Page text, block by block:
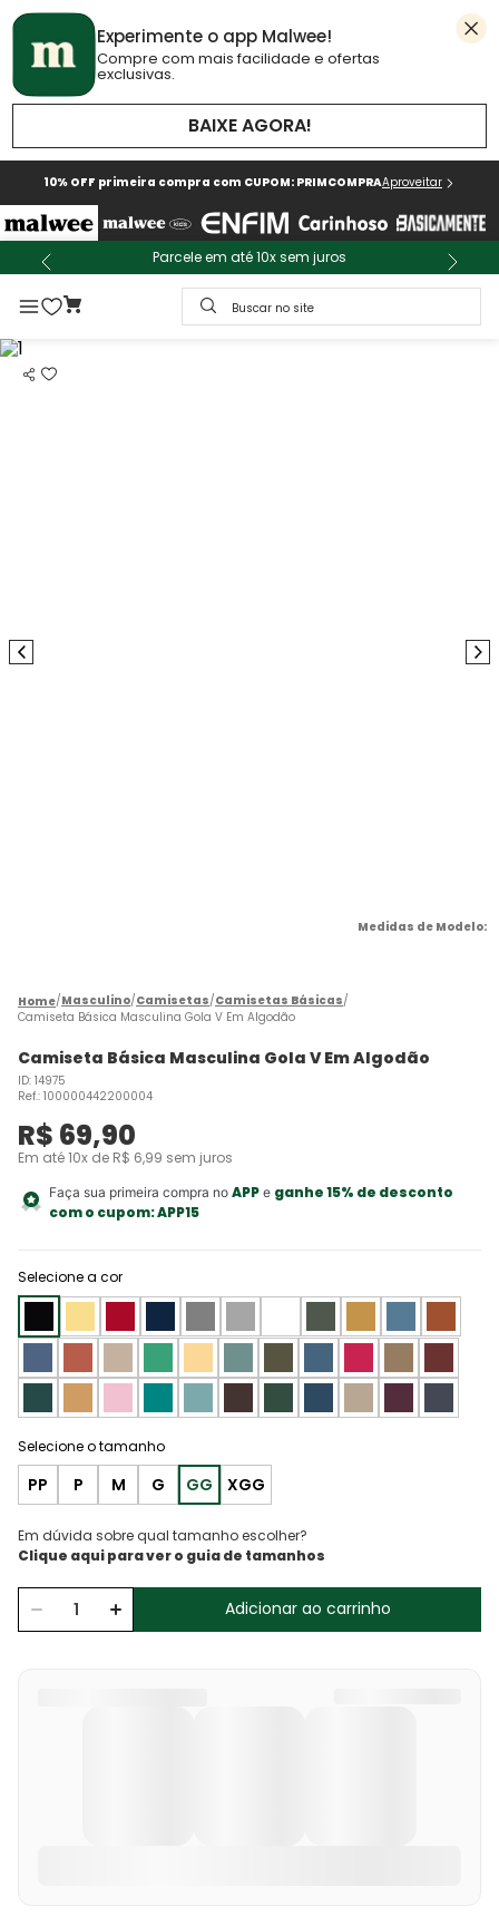
Experimente o app Malwee!
Compre com mais facilidade e ofertas
exclusivas.
BAIXE AGORA!
10% OFF primeira compra com CUPOM: PRIMCOMPRAAproveitar
Parcele em até 10x sem juros
Buscar no site
Masculino Camisetas Camisetas Básicas
Camiseta Básica Masculina Gola V Em Algodão
Camiseta Básica Masculina Gola V Em Algodão
ID: 14975
Ref.: 100000442200004
R$ 69,90
Em até10x de R$ 6,99 sem juros
Faça sua primeira compra no APPe ganhe 15% de desconto
com o cupom:APP15
Selecione a cor
PP P M G GG XGG
Em dúvida sobre qual tamanho escolher?
Adicionar ao carrinho